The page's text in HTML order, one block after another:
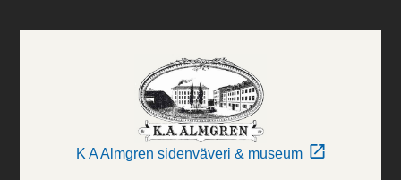
K A Almgren sidenväveri & museum